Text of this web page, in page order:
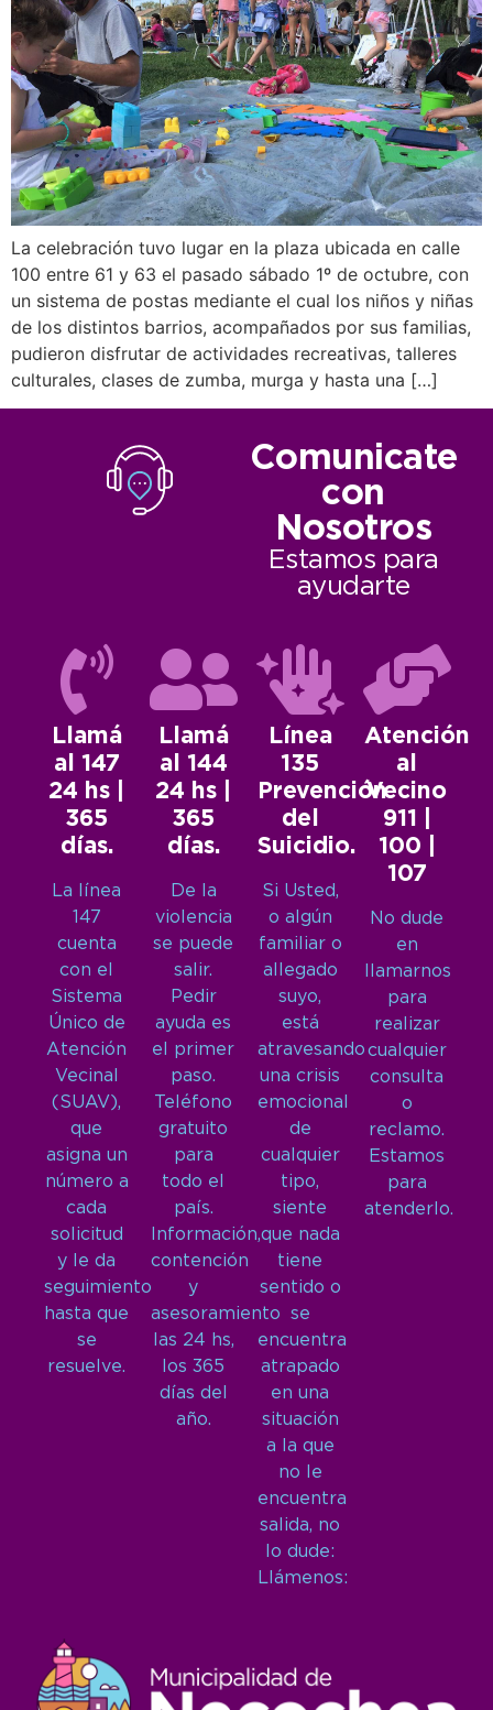
La celebración tuvo lugar en la plaza ubicada en calle
100 entre 61 y 63 el pasado sábado 1º de octubre, con
un sistema de postas mediante el cual los niños y niñas
de los distintos barrios, acompañados por sus familias,
pudieron disfrutar de actividades recreativas, talleres
culturales, clases de zumba, murga y hasta una […]
Comunicate
con
Nosotros
Estamos para
ayudarte
Llamá
al 147
24 hs |
365
días.
La línea
147
cuenta
con el
Sistema
Único de
Atención
Vecinal
(SUAV),
que
asigna un
número a
cada
solicitud
y le da
seguimiento
hasta que
se
resuelve.
Llamá
al 144
24 hs |
365
días.
De la
violencia
se puede
salir.
Pedir
ayuda es
el primer
paso.
Teléfono
gratuito
para
todo el
país.
Información,
contención
y
asesoramiento
las 24 hs,
los 365
días del
año.
Línea
135
Prevención
del
Suicidio.
Si Usted,
o algún
familiar o
allegado
suyo,
está
atravesando
una crisis
emocional
de
cualquier
tipo,
siente
que nada
tiene
sentido o
se
encuentra
atrapado
en una
situación
a la que
no le
encuentra
salida, no
lo dude:
Llámenos:
Atención
al
Vecino
911 |
100 |
107
No dude
en
llamarnos
para
realizar
cualquier
consulta
o
reclamo.
Estamos
para
atenderlo.